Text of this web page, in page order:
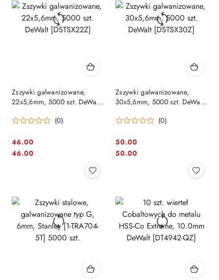
Zszywki galwanizowane,
22x5,6mm, 5000 szt. DeWalt
(0)
Cena:
46.00
Cena:
46.00
Zszywki galwanizowane,
30x5,6mm, 5000 szt. DeWalt
(0)
Cena:
50.00
Cena:
50.00